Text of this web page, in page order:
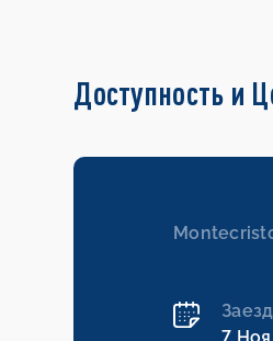
Доступность и